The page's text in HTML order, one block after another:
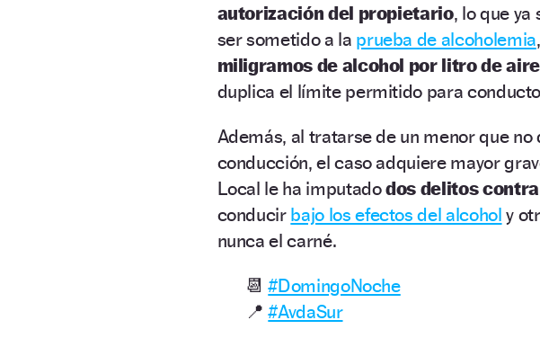
autorización del propietario, lo que ya
ser sometido a la prueba de alcoholemia
miligramos de alcohol por litro de
duplica el límite permitido para
Además, al tratarse de un menor que
conducción, el caso adquiere mayor
Local le ha imputadodos delitos
conducir bajo los efectos del alcohol y
nunca el carné.
📆#DomingoNoche
📍#AvdaSur